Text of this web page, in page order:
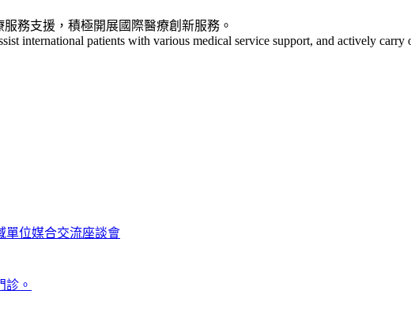
務支援，積極開展國際醫療創新服務。
international patients with various medical service support, and actively
單位媒合交流座談會
診。